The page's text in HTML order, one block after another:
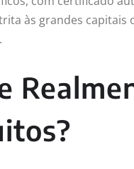
às grandes capitais